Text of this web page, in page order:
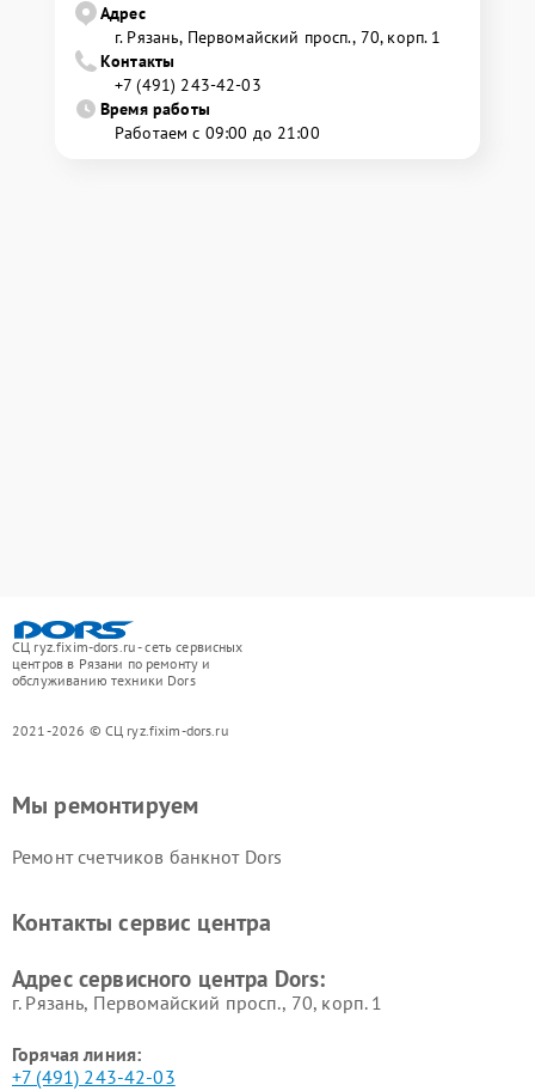
Адрес
г. Рязань, Первомайский просп., 70, корп. 1
Контакты
+7 (491) 243-42-03
Время работы
Работаем с 09:00 до 21:00
СЦ ryz.fixim-dors.ru - сеть сервисных
центров в Рязани по ремонту и
обслуживанию техники Dors
2021-2026 © СЦ ryz.fixim-dors.ru
Мы ремонтируем
Ремонт счетчиков банкнот Dors
Контакты сервис центра
Адрес сервисного центра Dors:
г. Рязань, Первомайский просп., 70, корп. 1
Горячая линия:
+7 (491) 243-42-03